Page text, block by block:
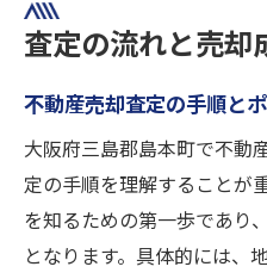
査定の流れと売却
不動産売却査定の手順と
大阪府三島郡島本町で不動
定の手順を理解することが
を知るための第一歩であり
となります。具体的には、